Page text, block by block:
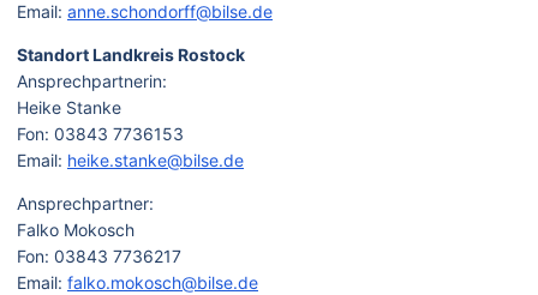
Email: anne.schondorff@bilse.de
Standort Landkreis Rostock
Ansprechpartnerin:
Heike Stanke
Fon: 03843 7736153
Email: heike.stanke@bilse.de
Ansprechpartner:
Falko Mokosch
Fon: 03843 7736217
Email: falko.mokosch@bilse.de